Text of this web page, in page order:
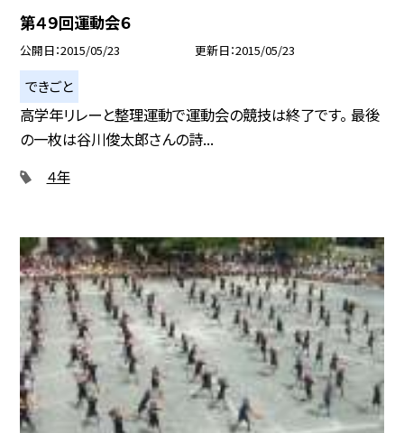
第４９回運動会６
公開日 2015/05/23 更新日 2015/05/23
できごと
高学年リレーと整理運動で運動会の競技は終了です。 最後
の一枚は谷川俊太郎さんの詩...
４年